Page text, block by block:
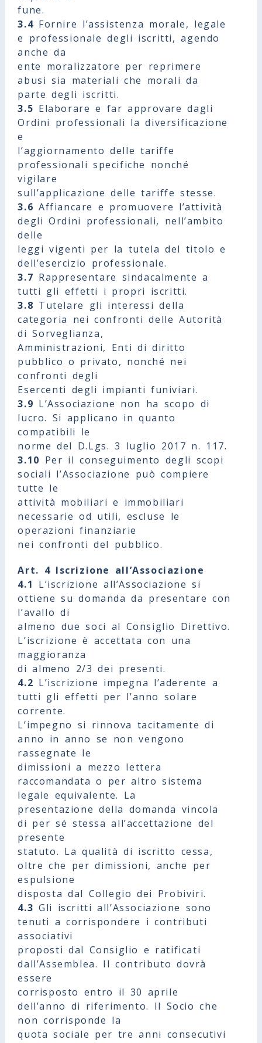
fune.
3.4 Fornire l’assistenza morale, legale
e professionale degli iscritti, agendo
anche da
ente moralizzatore per reprimere
abusi sia materiali che morali da
parte degli iscritti.
3.5 Elaborare e far approvare dagli
Ordini professionali la diversificazione
e
l’aggiornamento delle tariffe
professionali specifiche nonché
vigilare
sull’applicazione delle tariffe stesse.
3.6 Affiancare e promuovere l’attività
degli Ordini professionali, nell’ambito
delle
leggi vigenti per la tutela del titolo e
dell’esercizio professionale.
3.7 Rappresentare sindacalmente a
tutti gli effetti i propri iscritti.
3.8 Tutelare gli interessi della
categoria nei confronti delle Autorità
di Sorveglianza,
Amministrazioni, Enti di diritto
pubblico o privato, nonché nei
confronti degli
Esercenti degli impianti funiviari.
3.9 L’Associazione non ha scopo di
lucro. Si applicano in quanto
compatibili le
norme del D.Lgs. 3 luglio 2017 n. 117.
3.10 Per il conseguimento degli scopi
sociali l’Associazione può compiere
tutte le
attività mobiliari e immobiliari
necessarie od utili, escluse le
operazioni finanziarie
nei confronti del pubblico.
Art. 4 Iscrizione all’Associazione
4.1 L’iscrizione all’Associazione si
ottiene su domanda da presentare con
l’avallo di
almeno due soci al Consiglio Direttivo.
L’iscrizione è accettata con una
maggioranza
di almeno 2/3 dei presenti.
4.2 L’iscrizione impegna l’aderente a
tutti gli effetti per l’anno solare
corrente.
L’impegno si rinnova tacitamente di
anno in anno se non vengono
rassegnate le
dimissioni a mezzo lettera
raccomandata o per altro sistema
legale equivalente. La
presentazione della domanda vincola
di per sé stessa all’accettazione del
presente
statuto. La qualità di iscritto cessa,
oltre che per dimissioni, anche per
espulsione
disposta dal Collegio dei Probiviri.
4.3 Gli iscritti all’Associazione sono
tenuti a corrispondere i contributi
associativi
proposti dal Consiglio e ratificati
dall’Assemblea. Il contributo dovrà
essere
corrisposto entro il 30 aprile
dell’anno di riferimento. Il Socio che
non corrisponde la
quota sociale per tre anni consecutivi